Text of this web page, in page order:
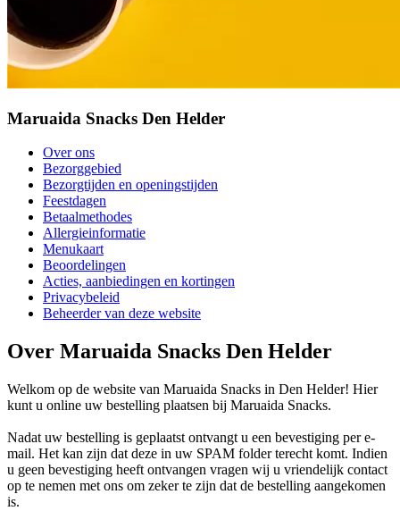
Maruaida Snacks Den Helder
Over ons
Bezorggebied
Bezorgtijden en openingstijden
Feestdagen
Betaalmethodes
Allergieinformatie
Menukaart
Beoordelingen
Acties, aanbiedingen en kortingen
Privacybeleid
Beheerder van deze website
Over Maruaida Snacks Den Helder
Welkom op de website van Maruaida Snacks in Den Helder! Hier
kunt u online uw bestelling plaatsen bij Maruaida Snacks.
Nadat uw bestelling is geplaatst ontvangt u een bevestiging per e-
mail. Het kan zijn dat deze in uw SPAM folder terecht komt. Indien
u geen bevestiging heeft ontvangen vragen wij u vriendelijk contact
op te nemen met ons om zeker te zijn dat de bestelling aangekomen
is.